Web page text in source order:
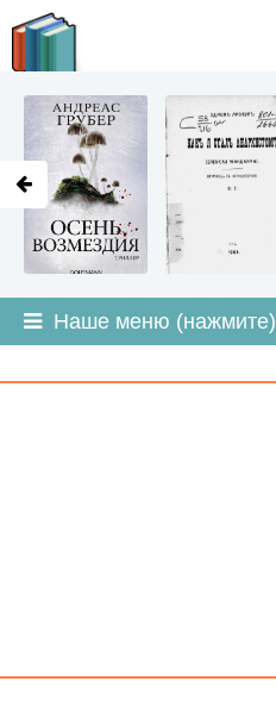
Наше меню (нажмите)
LITMIR.ORG